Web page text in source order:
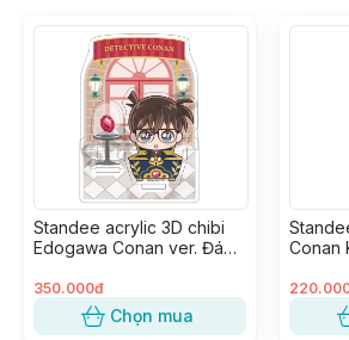
Standee acrylic 3D chibi
Edogawa Conan ver. Đá
350.000đ
Chọn mua
Conan
Present